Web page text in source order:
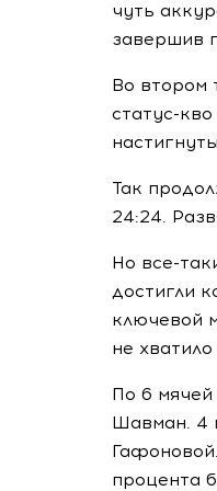
чуть
завершив
Во втором
статус-кво
Так
24:24.
Но все-
достигли
ключевой
не
По 6 мячей
Шавман. 4
процента